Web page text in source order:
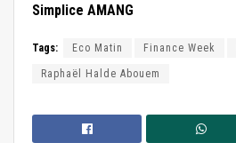
Simplice AMANG
Tags: Eco Matin Finance Week
Raphaël Halde Abouem